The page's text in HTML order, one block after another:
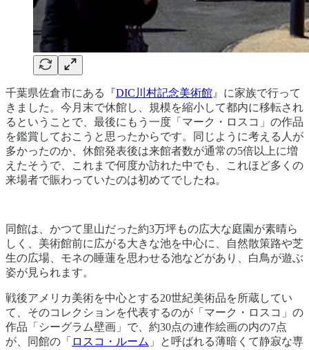
千葉県佐倉市にある『DIC川村記念美術館 』に家族で行って
きました。今月末で休館し、規模を縮小して都内に移転され
るということで、最後にもう一度「マーク・ロスコ」の作品
を鑑賞しておこうと思ったからです。同じように考える人が
多かったのか、休館発表後は来館者数が通常の5倍以上に増
えたそうで、これまで何度か訪れた中でも、これほど多くの
来場者で賑わっていたのは初めてでしたね。
同館は、かつて里山だった約3万坪もの広大な庭園が素晴ら
しく、美術館前に広がる大きな池を中心に、自然散策路や芝
生の広場、モネの睡蓮を思わせる池などがあり、白鳥が遊ぶ
姿が見られます。
戦後アメリカ美術を中心とする20世紀美術品を所蔵してい
て、そのコレクションを代表するのが「マーク・ロスコ」の
作品「シーグラム壁画」で、約30点の連作絵画の内の7点
が、同館の「 ロスコ・ルーム 」と呼ばれる薄暗くて静寂な専